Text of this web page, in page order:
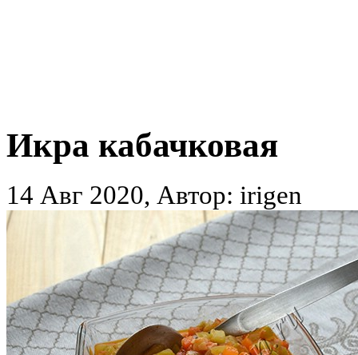
Икра кабачковая
14 Авг 2020, Автор: irigen